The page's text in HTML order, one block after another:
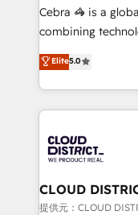
boost with a new HubSpot
🏆 HubSpot
Inbound
Award for Best
Cebra 🦓 is a
combining
expertise across
Europe, with
we combine local
help businesses
500+ HubSpot
end solutions
inbound and loop
creativity. Our
Elite5.0
CLOUD
提供元：CLOUD